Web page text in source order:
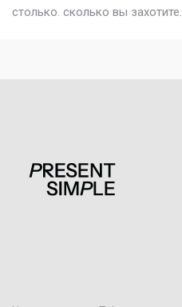
столько. сколько вы захотите.